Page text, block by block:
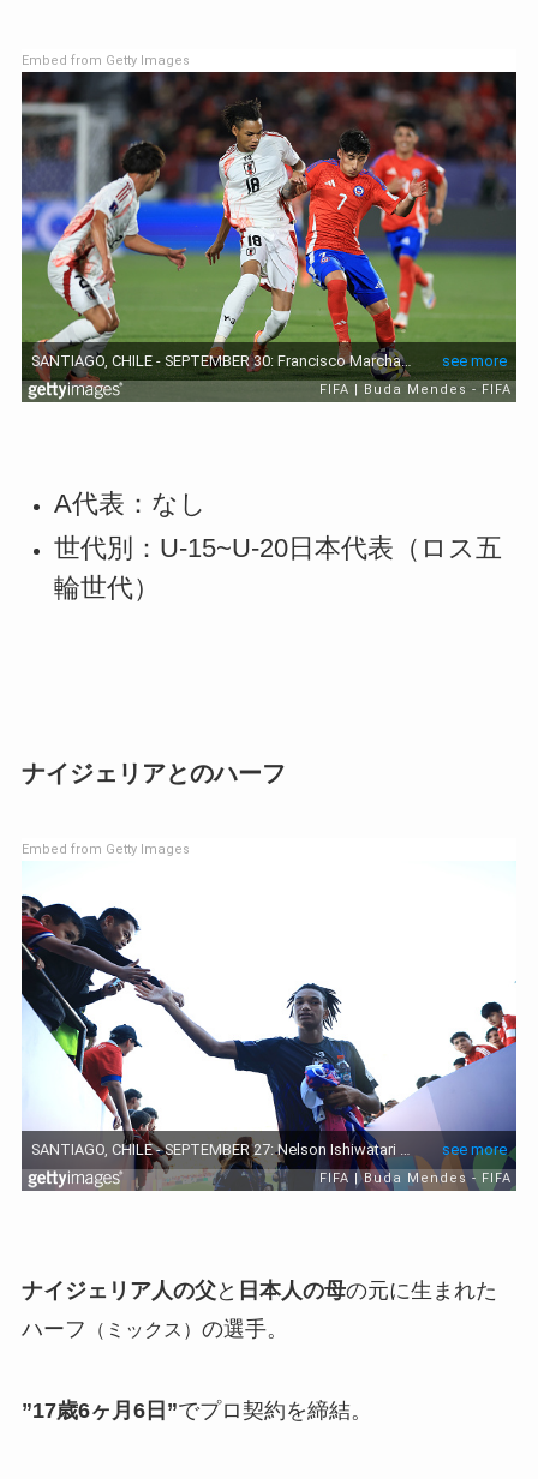
Embed from Getty Images
A代表：なし
世代別：U-15~U-20日本代表（ロス五
輪世代）
ナイジェリアとのハーフ
Embed from Getty Images
ナイジェリア人の父と 日本人の母の元に生まれた
ハーフ
（ミックス） の選手。
”17歳6ヶ月6日”でプロ契約を締結。